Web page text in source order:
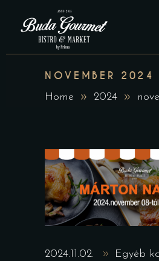
NOVEMBER 2024
Home 2024
2024.11.02. Egyéb